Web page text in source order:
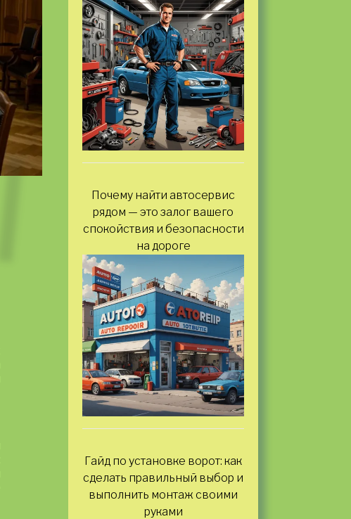
Почему найти автосервис
рядом — это залог вашего
спокойствия и безопасности
на дороге
Гайд по установке ворот: как
сделать правильный выбор и
выполнить монтаж своими
руками